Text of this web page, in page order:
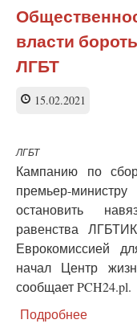
аборт
самый
власти
ЛГБТ
15.02.2021
ЛГБТ
Кампанию по
премьер-
остановить
равенства
Еврокомиссией
начал Центр
сообщает PCH24.pl.
Подробнее